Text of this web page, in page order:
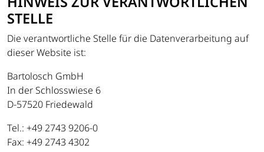
STELLE
Die verantwortliche Stelle für die Datenverarbeitung auf
dieser Website ist:
Bartolosch GmbH
In der Schlosswiese 6
D-57520 Friedewald
Tel.: +49 2743 9206-0
Fax: +49 2743 4302